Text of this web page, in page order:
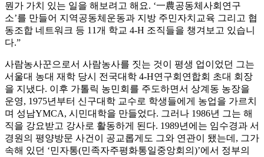
뭔가 가치 있는 일을 해보려고 해요. ‘一農공동체사회연구
소’를 만들어 지역공동체운동과 지방 주민자치교육 그리고 협
동조합 네트워크 등 11개 학교 4-H 조직들을 챙겨보고 있습니
다.”
사람농사꾼으로서 사람농사를 짓는 것이 평생 업이었던 그는
서울대 농대 재학 당시 전국대학 4-H연구회연합회 초대 회장
을 지냈다. 이후 가톨릭 농민회를 주도하면서 상계동 농장을
운영, 1975년부터 신구대학 교수로 학생들에게 농업을 가르치
며 성남YMCA, 시민대학을 만들었다. 그러나 1986년 그는 해
직을 강요받고 강사로 활동하게 된다. 1989년에는 임수경과 서
경원의 평양방문 사건이 공교롭게도 그와 연관이 됐는데, 그가
속해 있던 ‘민자통(민족자주평화통일중앙회의)’에서 정부의